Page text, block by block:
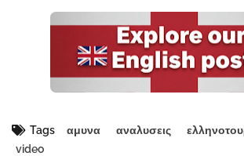
Tags αμυνα αναλυσεις
video